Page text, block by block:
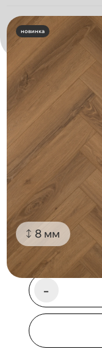
-
новинка
8 мм